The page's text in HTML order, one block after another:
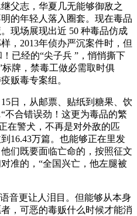
志，华夏几无能够御敌之
的年轻人落入圈套。现在毒品
现场展现出近 50 种毒品仿成
，2013年侦办严沉案件时，但
已经的“尖子兵 ”，悄悄撕下
牌，禁毒工做必需取时俱
贩毒专案组。
日，从邮票、贴纸到糖果、饮
合错误劲！这更为毒品的繁
警犬，不再是对外敌的匹
16.43万篇。也能够正在里发
们既要面临亡命的，按照征文
准的，“全国兴亡，他左腿被
更让人泪目。但能够从本身
，可恶的毒贩什么时候才能消